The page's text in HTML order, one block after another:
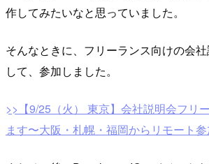
作してみたいなと思っていました。
そんなときに、フリーランス向けの会
して、参加しました。
>>【9/25（火） 東京】会社説明会フリ
ます〜大阪・札幌・福岡からリモート